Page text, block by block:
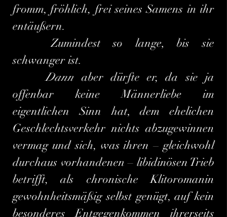
fromm, fröhlich, frei seines Samens in ihr
entäußern.
	Zumindest so lange, bis sie
schwanger ist.
	Dann
aber dürfte er, da sie ja
offenbar keine Männerliebe im
eigentlichen Sinn hat, dem ehelichen
Geschlechtsverkehr nichts abzugewinnen
vermag und sich, was ihren – gleichwohl
durchaus vorhandenen – libidinösen Trieb
betrifft, als chronische Klitoromanin
gewohnheitsmäßig selbst genügt, auf kein
besonderes Entgegenkommen ihrerseits